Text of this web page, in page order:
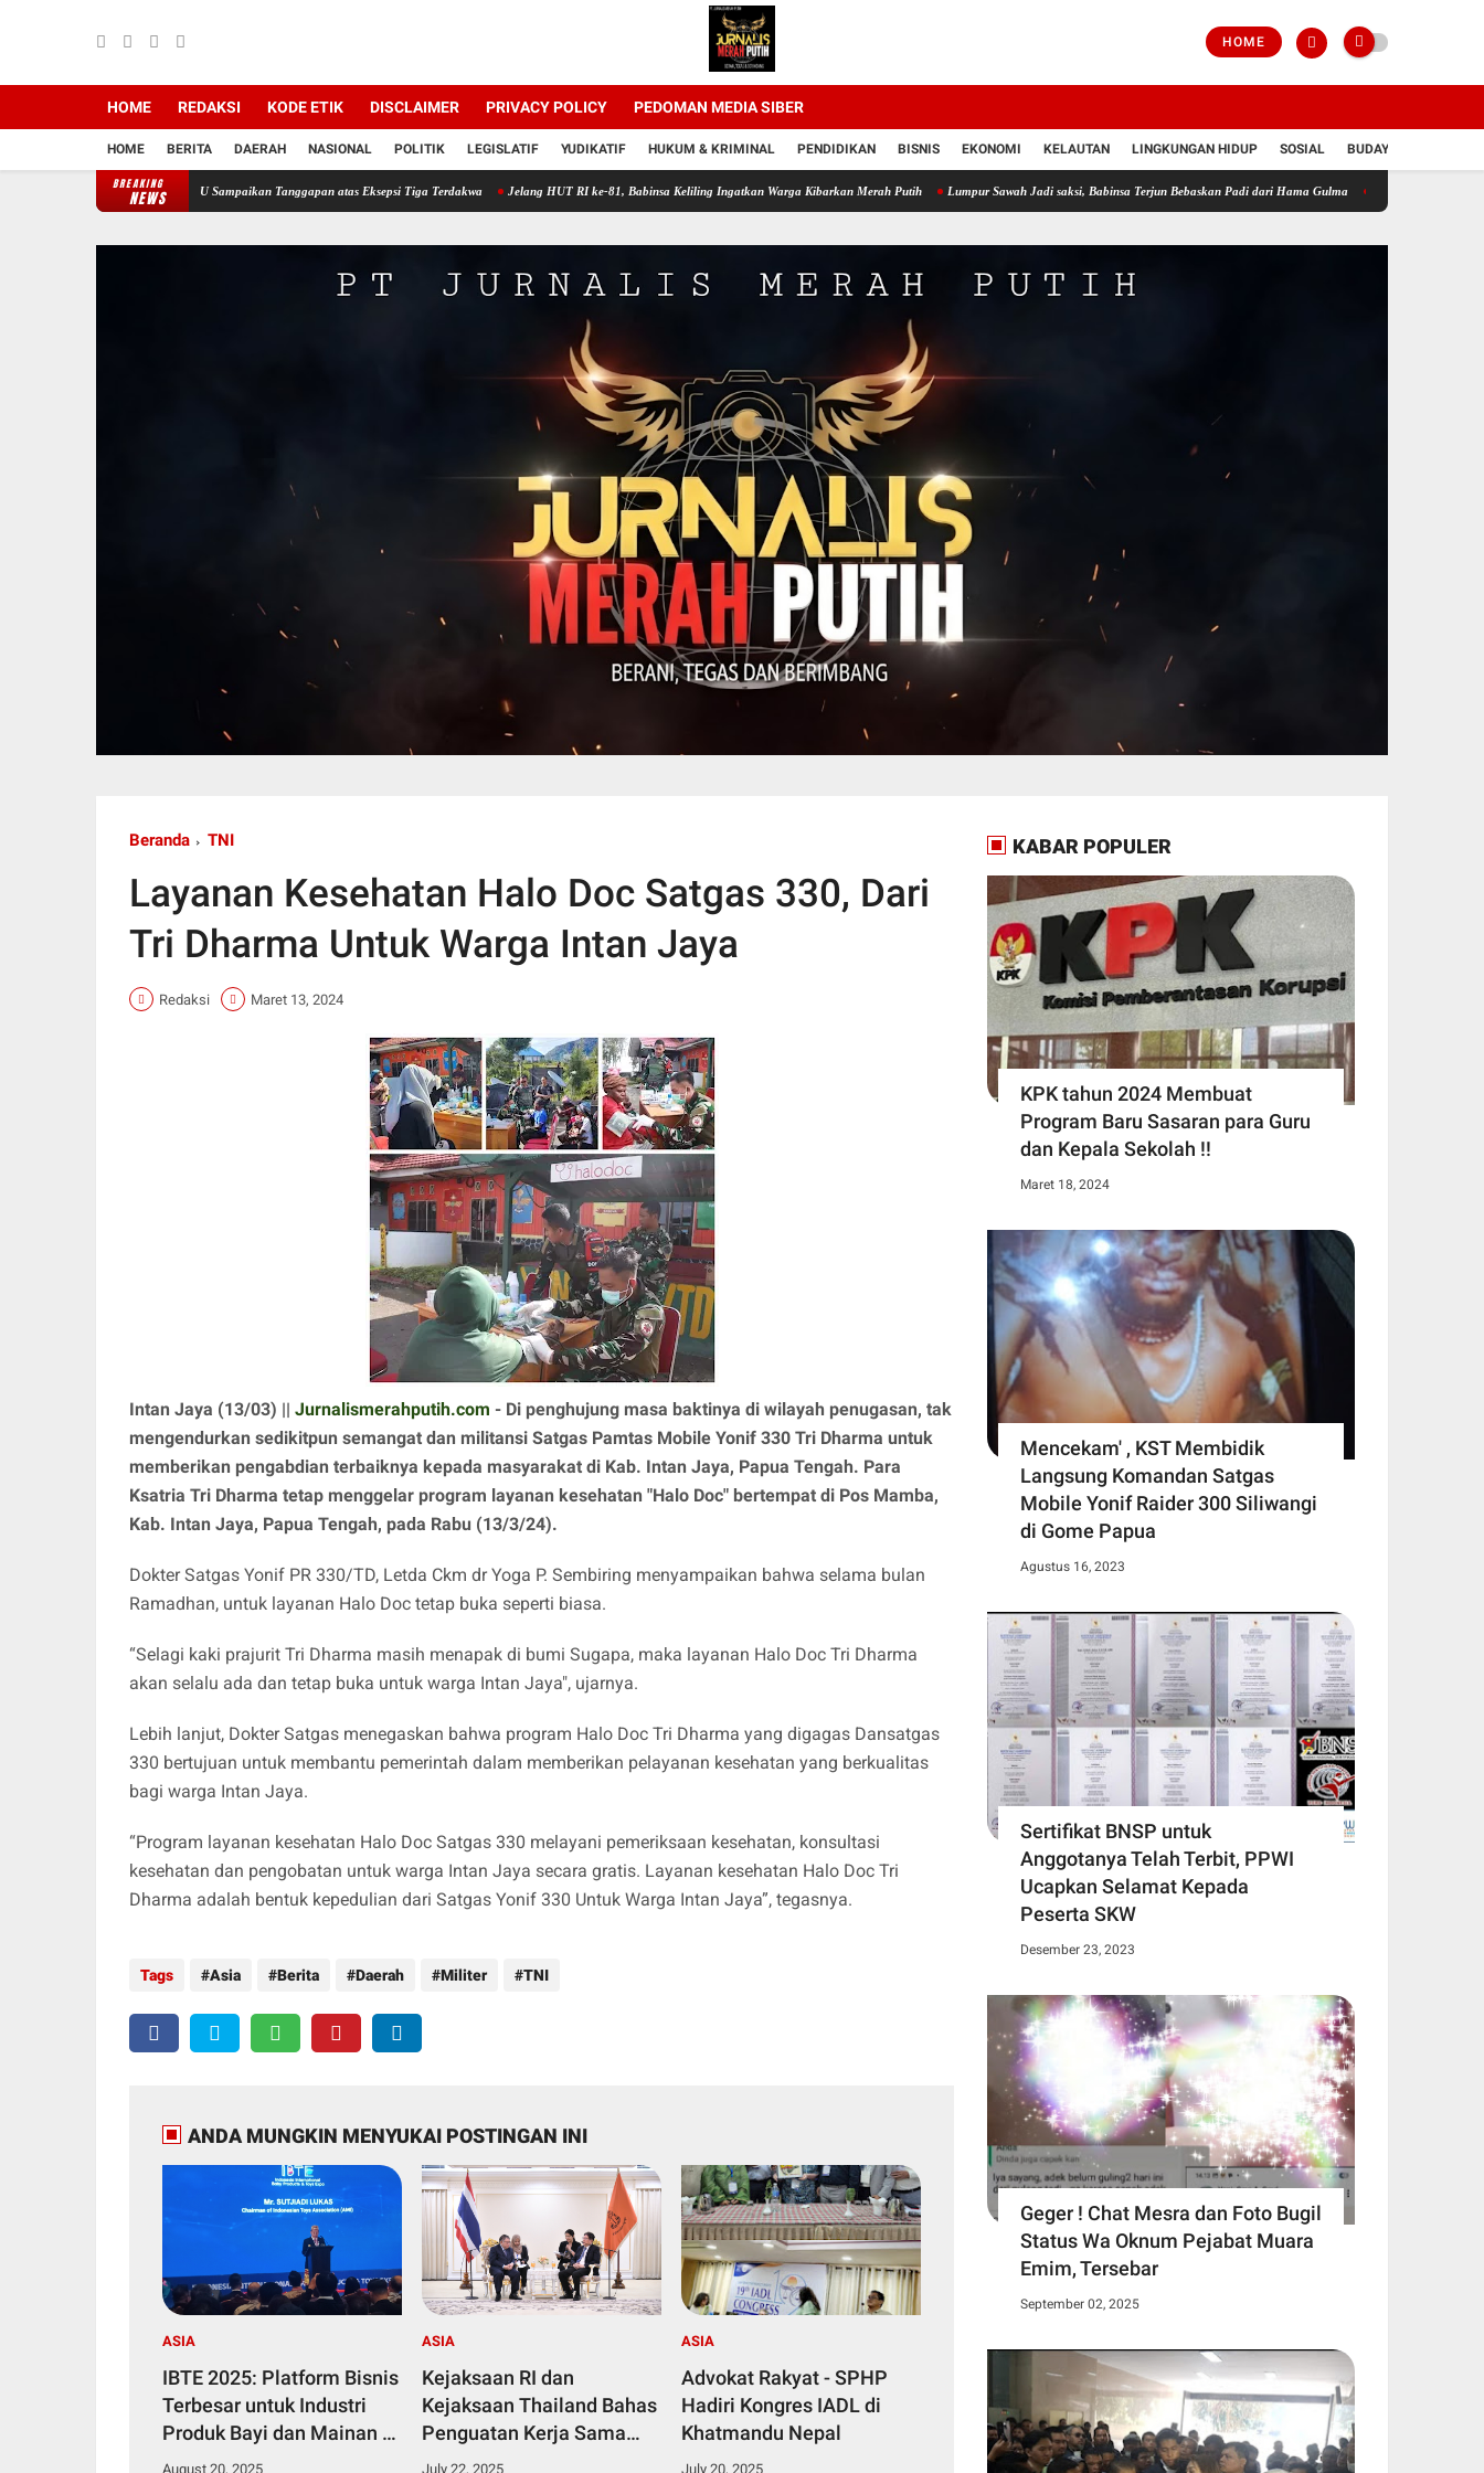
HOME
HOME REDAKSI KODE ETIK DISCLAIMER PRIVACY POLICY PEDOMAN MEDIA SIBER
HOME BERITA DAERAH NASIONAL POLITIK LEGISLATIF YUDIKATIF HUKUM & KRIMINAL PENDIDIKAN BISNIS EKONOMI KELAUTAN LINGKUNGAN HIDUP SOSIAL BUDAYA
BREAKING
NEWS
Semen Baturaja, JPU Sampaikan Tanggapan atas Eksepsi Tiga Terdakwa Jelang HUT RI ke-81, Babinsa Keliling Ingatkan Warga Kibarkan Merah Putih Lumpur Sawah Jadi saksi, Babinsa Terjun Bebaskan Padi dari Hama Gulma Perkuat Ketahanan Pangan
Beranda TNI
Layanan Kesehatan Halo Doc Satgas 330, Dari
Tri Dharma Untuk Warga Intan Jaya
Redaksi Maret 13, 2024
Intan Jaya (13/03) || Jurnalismerahputih.com - Di penghujung masa baktinya di wilayah penugasan, tak
mengendurkan sedikitpun semangat dan militansi Satgas Pamtas Mobile Yonif 330 Tri Dharma untuk
memberikan pengabdian terbaiknya kepada masyarakat di Kab. Intan Jaya, Papua Tengah. Para
Ksatria Tri Dharma tetap menggelar program layanan kesehatan "Halo Doc" bertempat di Pos Mamba,
Kab. Intan Jaya, Papua Tengah, pada Rabu (13/3/24).
Dokter Satgas Yonif PR 330/TD, Letda Ckm dr Yoga P. Sembiring menyampaikan bahwa selama bulan
Ramadhan, untuk layanan Halo Doc tetap buka seperti biasa.
“Selagi kaki prajurit Tri Dharma masih menapak di bumi Sugapa, maka layanan Halo Doc Tri Dharma
akan selalu ada dan tetap buka untuk warga Intan Jaya", ujarnya.
Lebih lanjut, Dokter Satgas menegaskan bahwa program Halo Doc Tri Dharma yang digagas Dansatgas
330 bertujuan untuk membantu pemerintah dalam memberikan pelayanan kesehatan yang berkualitas
bagi warga Intan Jaya.
“Program layanan kesehatan Halo Doc Satgas 330 melayani pemeriksaan kesehatan, konsultasi
kesehatan dan pengobatan untuk warga Intan Jaya secara gratis. Layanan kesehatan Halo Doc Tri
Dharma adalah bentuk kepedulian dari Satgas Yonif 330 Untuk Warga Intan Jaya”, tegasnya.
Tags Asia Berita Daerah Militer TNI
ANDA MUNGKIN MENYUKAI POSTINGAN INI
ASIA
IBTE 2025: Platform Bisnis
Terbesar untuk Industri
Produk Bayi dan Mainan di
Asia Tenggara
August 20, 2025
ASIA
Kejaksaan RI dan
Kejaksaan Thailand Bahas
Penguatan Kerja Sama
Hukum serta Rencana
July 22, 2025
ASIA
Advokat Rakyat - SPHP
Hadiri Kongres IADL di
Khatmandu Nepal
July 20, 2025
KABAR POPULER
KPK tahun 2024 Membuat
Program Baru Sasaran para Guru
dan Kepala Sekolah !!
Maret 18, 2024
Mencekam' , KST Membidik
Langsung Komandan Satgas
Mobile Yonif Raider 300 Siliwangi
di Gome Papua
Agustus 16, 2023
Sertifikat BNSP untuk
Anggotanya Telah Terbit, PPWI
Ucapkan Selamat Kepada
Peserta SKW
Desember 23, 2023
Geger ! Chat Mesra dan Foto Bugil
Status Wa Oknum Pejabat Muara
Emim, Tersebar
September 02, 2025